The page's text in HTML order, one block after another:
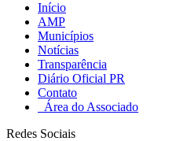
Início
AMP
Municípios
Notícias
Transparência
Diário Oficial PR
Contato
Área do Associado
Redes Sociais